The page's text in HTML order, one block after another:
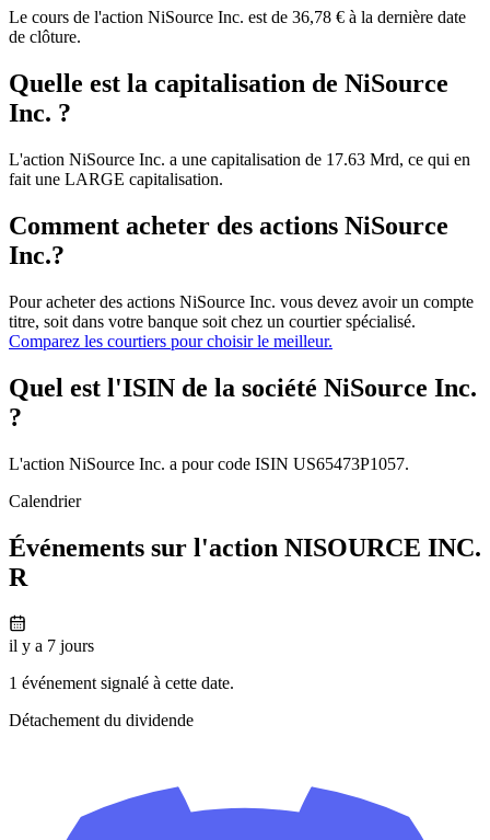
Le cours de l'action NiSource Inc. est de 36,78 € à la dernière date
de clôture.
Quelle est la capitalisation de NiSource
Inc. ?
L'action NiSource Inc. a une capitalisation de 17.63 Mrd, ce qui en
fait une LARGE capitalisation.
Comment acheter des actions NiSource
Inc.?
Pour acheter des actions NiSource Inc. vous devez avoir un compte
titre, soit dans votre banque soit chez un courtier spécialisé.
Comparez les courtiers pour choisir le meilleur.
Quel est l'ISIN de la société NiSource Inc.
?
L'action NiSource Inc. a pour code ISIN US65473P1057.
Calendrier
Événements sur l'action NISOURCE INC.
R
il y a 7 jours
1 événement signalé à cette date.
Détachement du dividende